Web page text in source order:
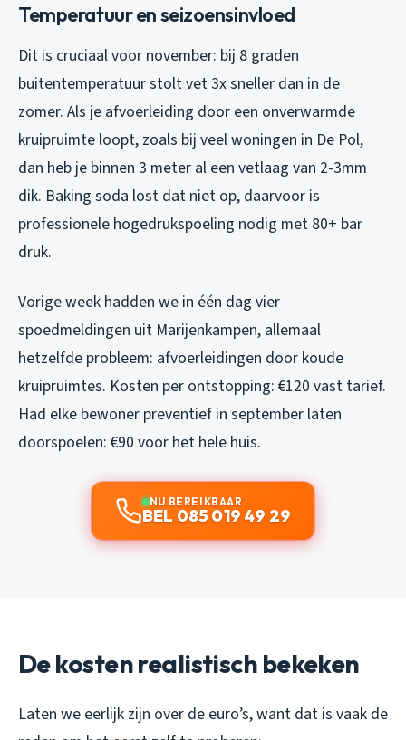
Temperatuur en seizoensinvloed
Dit is cruciaal voor november: bij 8 graden
buitentemperatuur stolt vet 3x sneller dan in de
zomer. Als je afvoerleiding door een onverwarmde
kruipruimte loopt, zoals bij veel woningen in De Pol,
dan heb je binnen 3 meter al een vetlaag van 2-3mm
dik. Baking soda lost dat niet op, daarvoor is
professionele hogedrukspoeling nodig met 80+ bar
druk.
Vorige week hadden we in één dag vier
spoedmeldingen uit Marijenkampen, allemaal
hetzelfde probleem: afvoerleidingen door koude
kruipruimtes. Kosten per ontstopping: €120 vast tarief.
Had elke bewoner preventief in september laten
doorspoelen: €90 voor het hele huis.
NU BEREIKBAAR
BEL 085 019 49 29
De kosten realistisch bekeken
Laten we eerlijk zijn over de euro’s, want dat is vaak de